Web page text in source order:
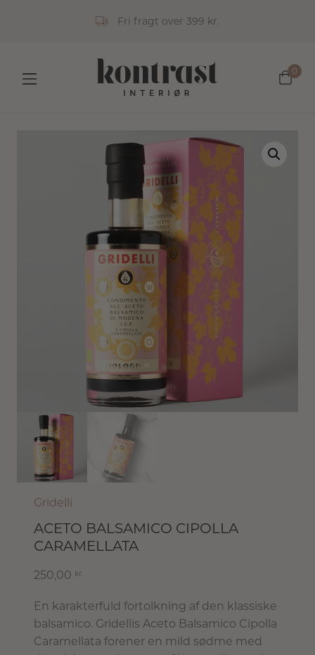
Fri fragt over 399 kr.
0
Gridelli
ACETO BALSAMICO CIPOLLA
CARAMELLATA
250,00 kr.
En karakterfuld fortolkning af den klassiske
balsamico. Gridellis Aceto Balsamico Cipolla
Caramellata forener en mild sødme med